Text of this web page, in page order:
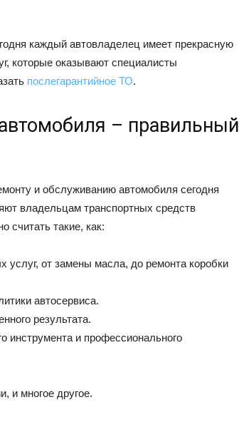
каждый автовладелец имеет прекрасную
которые оказывают специалисты
послегарантийное ТО.
– правильный
и обслуживанию автомобиля сегодня
владельцам транспортных средств
считать такие, как:
от замены масла, до ремонта коробки
автосервиса.
результата.
инструмента и профессионального
и многое другое.